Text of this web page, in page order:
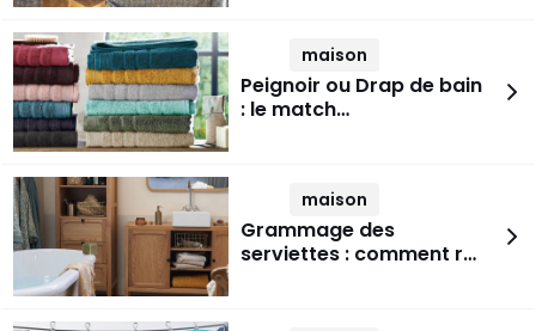
maison
Peignoir ou Drap de bain
: le match…
maison
Grammage des
serviettes : comment r…